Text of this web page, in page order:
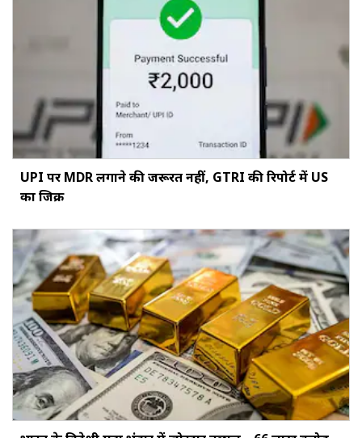
UPI पर MDR लगाने की जरूरत नहीं, GTRI की रिपोर्ट में US
का जिक्र